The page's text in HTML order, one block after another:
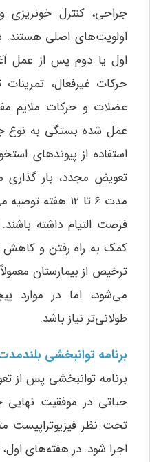
جراحی، کنترل خونریزی
اولویت‌های اصلی هستند.
اول یا دوم پس از عمل
حرکات غیرفعال،
عضلات و حرکات ملایم
عمل شده بستگی به نوع
استفاده از پیوندهای
تعویض مجدد، بار گذاری
مدت ۶ تا ۱۲
فرصت التیام داشته
کمک به راه رفتن و
می‌شود، اما در موارد
طولانی‌تر نیاز باشد.
برنامه توانبخشی
برنامه توانبخشی پس
حیاتی در موفقیت نهایی
تحت نظر فیزیوتراپیست
اجرا شود. در هفته‌های